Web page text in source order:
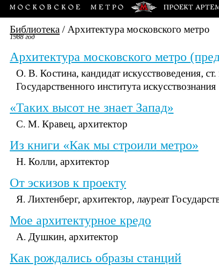
Библиотека / Архитектура московского метро
1988 год
Архитектура московского метро
О. В. Костина, кандидат искусствоведения,
Государственного института искусствознания
«Таких высот не знает Запад»
С. М. Кравец, архитектор
Из книги «Как мы строили метро»
Н. Колли, архитектор
От эскизов к проекту
Я. Лихтенберг, архитектор, лауреат
Мое архитектурное кредо
А. Душкин, архитектор
Как рождались образы станций